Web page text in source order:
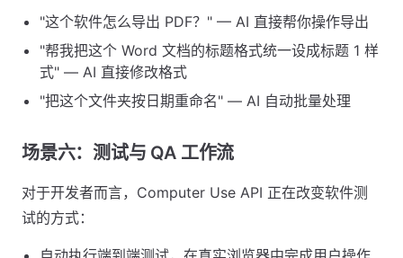
"这个软件怎么导出 PDF？" — AI 直接帮你操作导出
"帮我把这个 Word 文档的标题格式统一设成标题 1 样
式" — AI 直接修改格式
"把这个文件夹按日期重命名" — AI 自动批量处理
场景六：测试与 QA 工作流
对于开发者而言，Computer Use API 正在改变软件测
试的方式：